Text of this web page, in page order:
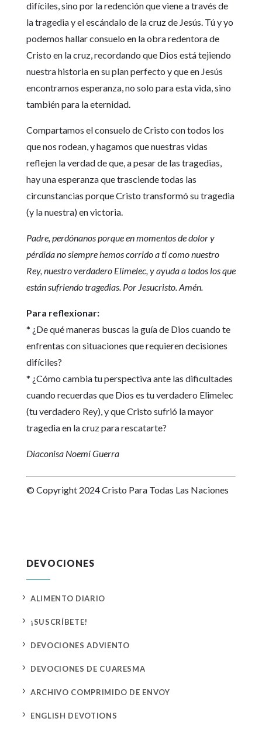
difíciles, sino por la redención que viene a través de
la tragedia y el escándalo de la cruz de Jesús. Tú y yo
podemos hallar consuelo en la obra redentora de
Cristo en la cruz, recordando que Dios está tejiendo
nuestra historia en su plan perfecto y que en Jesús
encontramos esperanza, no solo para esta vida, sino
también para la eternidad.
Compartamos el consuelo de Cristo con todos los
que nos rodean, y hagamos que nuestras vidas
reflejen la verdad de que, a pesar de las tragedias,
hay una esperanza que trasciende todas las
circunstancias porque Cristo transformó su tragedia
(y la nuestra) en victoria.
Padre, perdónanos porque en momentos de dolor y
pérdida no siempre hemos corrido a ti como nuestro
Rey, nuestro verdadero Elimelec, y ayuda a todos los que
están sufriendo tragedias. Por Jesucristo. Amén.
Para reflexionar:
* ¿De qué maneras buscas la guía de Dios cuando te
enfrentas con situaciones que requieren decisiones
difíciles?
* ¿Cómo cambia tu perspectiva ante las dificultades
cuando recuerdas que Dios es tu verdadero Elimelec
(tu verdadero Rey), y que Cristo sufrió la mayor
tragedia en la cruz para rescatarte?
Diaconisa Noemí Guerra
© Copyright 2024 Cristo Para Todas Las Naciones
DEVOCIONES
5 ALIMENTO DIARIO
5 ¡SUSCRÍBETE!
5 DEVOCIONES ADVIENTO
5 DEVOCIONES DE CUARESMA
5 ARCHIVO COMPRIMIDO DE ENVOY
5 ENGLISH DEVOTIONS